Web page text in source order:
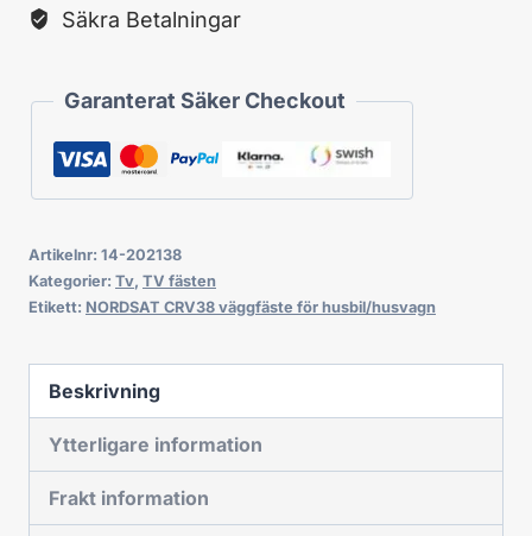
Säkra Betalningar
Garanterat Säker Checkout
Artikelnr: 14-202138
Kategorier: Tv, TV fästen
Etikett: NORDSAT CRV38 väggfäste för husbil/husvagn
Beskrivning
Ytterligare information
Frakt information